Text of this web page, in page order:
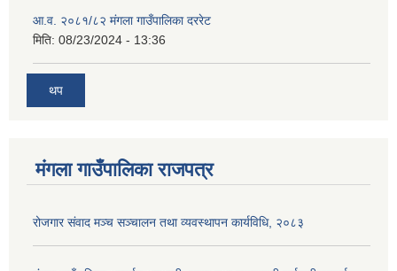
आ.व. २०८१/८२ मंगला गाउँपालिका दररेट
मिति: 08/23/2024 - 13:36
थप
मंगला गाउँपालिका राजपत्र
रोजगार संवाद मञ्च सञ्चालन तथा व्यवस्थापन कार्यविधि, २०८३